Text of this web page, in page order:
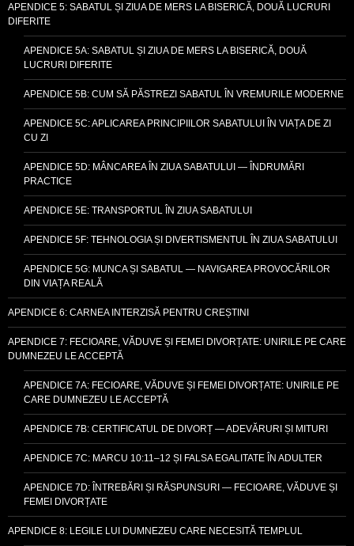
APENDICE 5: SABATUL ȘI ZIUA DE MERS LA BISERICĂ, DOUĂ LUCRURI
DIFERITE
APENDICE 5A: SABATUL ȘI ZIUA DE MERS LA BISERICĂ, DOUĂ
LUCRURI DIFERITE
APENDICE 5B: CUM SĂ PĂSTREZI SABATUL ÎN VREMURILE MODERNE
APENDICE 5C: APLICAREA PRINCIPIILOR SABATULUI ÎN VIAȚA DE ZI
CU ZI
APENDICE 5D: MÂNCAREA ÎN ZIUA SABATULUI — ÎNDRUMĂRI
PRACTICE
APENDICE 5E: TRANSPORTUL ÎN ZIUA SABATULUI
APENDICE 5F: TEHNOLOGIA ȘI DIVERTISMENTUL ÎN ZIUA SABATULUI
APENDICE 5G: MUNCA ȘI SABATUL — NAVIGAREA PROVOCĂRILOR
DIN VIAȚA REALĂ
APENDICE 6: CARNEA INTERZISĂ PENTRU CREȘTINI
APENDICE 7: FECIOARE, VĂDUVE ȘI FEMEI DIVORȚATE: UNIRILE PE CARE
DUMNEZEU LE ACCEPTĂ
APENDICE 7A: FECIOARE, VĂDUVE ȘI FEMEI DIVORȚATE: UNIRILE PE
CARE DUMNEZEU LE ACCEPTĂ
APENDICE 7B: CERTIFICATUL DE DIVORȚ — ADEVĂRURI ȘI MITURI
APENDICE 7C: MARCU 10:11–12 ȘI FALSA EGALITATE ÎN ADULTER
APENDICE 7D: ÎNTREBĂRI ȘI RĂSPUNSURI — FECIOARE, VĂDUVE ȘI
FEMEI DIVORȚATE
APENDICE 8: LEGILE LUI DUMNEZEU CARE NECESITĂ TEMPLUL